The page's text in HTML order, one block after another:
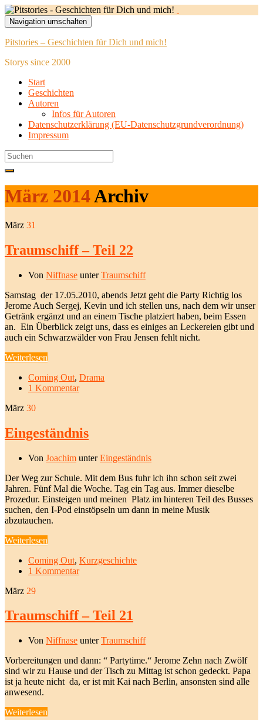
Navigation umschalten
Pitstories – Geschichten für Dich und mich!
Storys since 2000
Start
Geschichten
Autoren
Infos für Autoren
Datenschutzerklärung (EU-Datenschutzgrundverordnung)
Impressum
Search
for:
März 2014Archiv
März 31
Traumschiff – Teil 22
Von Niffnase unterTraumschiff
Samstag der 17.05.2010, abends Jetzt geht die Party Richtig los
Jerome Auch Sergej, Kevin und ich stellen uns, nach dem wir unser
Getränk ergänzt und an einem Tische platziert haben, beim Essen
an. Ein Überblick zeigt uns, dass es einiges an Leckereien gibt und
auch ein Schwarzwälder von Frau Jensen fehlt nicht.
Weiterlesen
Coming Out, Drama
1 Kommentar
März 30
Eingeständnis
Von Joachim unterEingeständnis
Der Weg zur Schule. Mit dem Bus fuhr ich ihn schon seit zwei
Jahren. Fünf Mal die Woche. Tag ein Tag aus. Immer dieselbe
Prozedur. Einsteigen und meinen Platz im hinteren Teil des Busses
suchen, den I-Pod einstöpseln um dann in meine Musik
abzutauchen.
Weiterlesen
Coming Out, Kurzgeschichte
1 Kommentar
März 29
Traumschiff – Teil 21
Von Niffnase unterTraumschiff
Vorbereitungen und dann: “ Partytime.“ Jerome Zehn nach Zwölf
sind wir zu Hause und der Tisch zu Mittag ist schon gedeckt. Papa
ist ja heute nicht da, er ist mit Kai nach Berlin, ansonsten sind alle
anwesend.
Weiterlesen